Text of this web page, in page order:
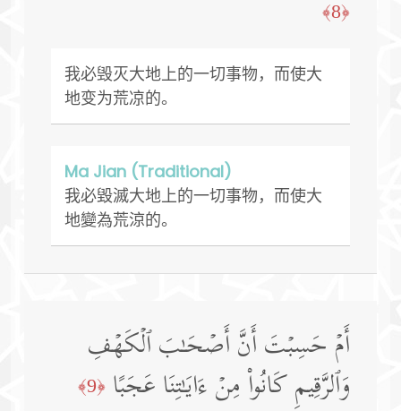
﴿8﴾
我必毁灭大地上的一切事物，而使大
地变为荒凉的。
Ma Jian (Traditional)
我必毀滅大地上的一切事物，而使大
地變為荒涼的。
أَمۡ حَسِبۡتَ أَنَّ أَصۡحَـٰبَ ٱلۡكَهۡفِ
وَٱلرَّقِیمِ كَانُوا۟ مِنۡ ءَایَـٰتِنَا عَجَبًا ﴿9﴾